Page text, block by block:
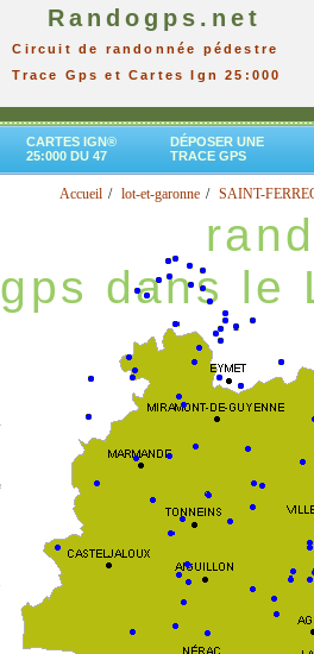
Randogps.net
Circuit de randonnée pédestre
Trace Gps et Cartes Ign 25:000
CARTES IGN®
25:000 DU 47
DÉPOSER UNE
TRACE GPS
Accueil lot-et-garonne SAINT-
gps dans le